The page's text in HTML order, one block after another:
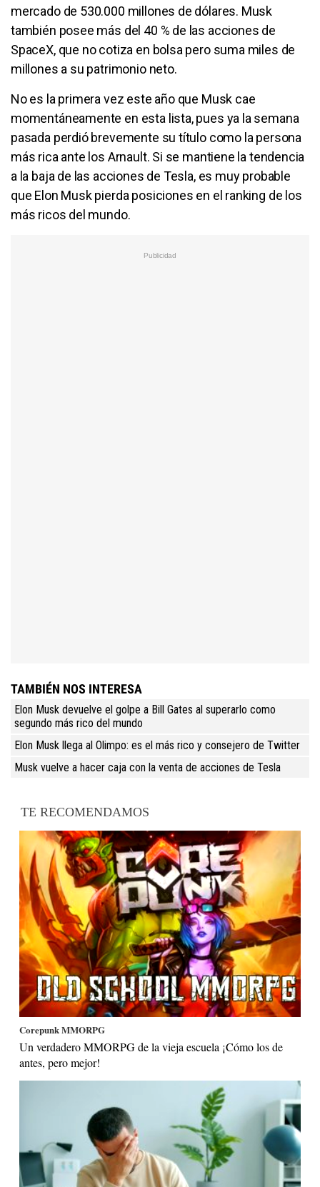
mercado de 530.000 millones de dólares. Musk
también posee más del 40 % de las acciones de
SpaceX, que no cotiza en bolsa pero suma miles de
millones a su patrimonio neto.
No es la primera vez este año que Musk cae
momentáneamente en esta lista, pues ya la semana
pasada perdió brevemente su título como la persona
más rica ante los Arnault. Si se mantiene la tendencia
a la baja de las acciones de Tesla, es muy probable
que Elon Musk pierda posiciones en el ranking de los
más ricos del mundo.
TAMBIÉN NOS INTERESA
Elon Musk devuelve el golpe a Bill Gates al superarlo como
segundo más rico del mundo
Elon Musk llega al Olimpo: es el más rico y consejero de Twitter
Musk vuelve a hacer caja con la venta de acciones de Tesla
TE RECOMENDAMOS
Corepunk MMORPG
Un verdadero MMORPG de la vieja escuela ¡Cómo los de
antes, pero mejor!